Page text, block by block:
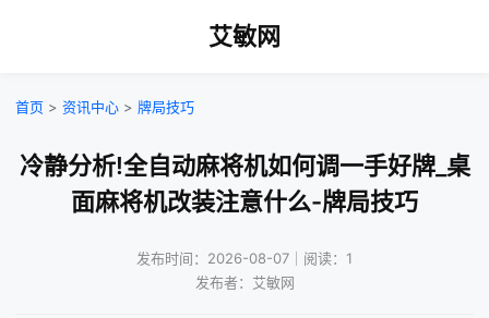
艾敏网
首页 > 资讯中心 > 牌局技巧
冷静分析!全自动麻将机如何调一手好牌_桌
面麻将机改装注意什么-牌局技巧
发布时间：2026-08-07｜阅读：1
发布者：艾敏网